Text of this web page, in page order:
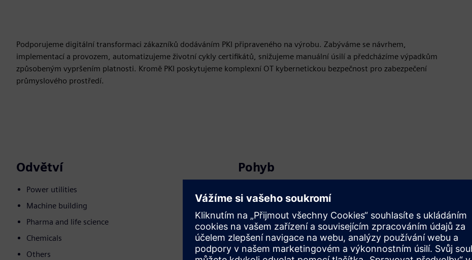
Podporujeme digitální transformaci zákazníků dodáváním PKI připraveného na výrobu. Zabýváme se návrhem,
implementací a provozem, automatizujeme životní cykly certifikátů, snižujeme manuální úsilí a předcházíme výpadkům
způsobeným vypršením platnosti. Kromě PKI poskytujeme komplexní OT kybernetickou bezpečnost pro zabezpečení
průmyslového prostředí.
Odvětví
Power utilities
Machine building
Pharma and life science
Chemicals
Others
Pohyb
Poskytuje službu pro produkt/řešení Siemens Xcelerator,
které pomáhá zákazníkovi s jejich implementací,
integrací, provozem nebo údržbou